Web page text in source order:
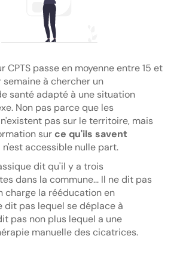
CPTS passe en moyenne entre 15 et
à chercher un
santé adapté à une situation
Non pas parce que les
pas sur le territoire, mais
sur ce qu'ils savent
n'est accessible nulle part.
dit qu'il y a trois
dans la commune... Il ne dit pas
charge la rééducation en
dit pas lequel se déplace à
pas non plus lequel a une
manuelle des cicatrices.